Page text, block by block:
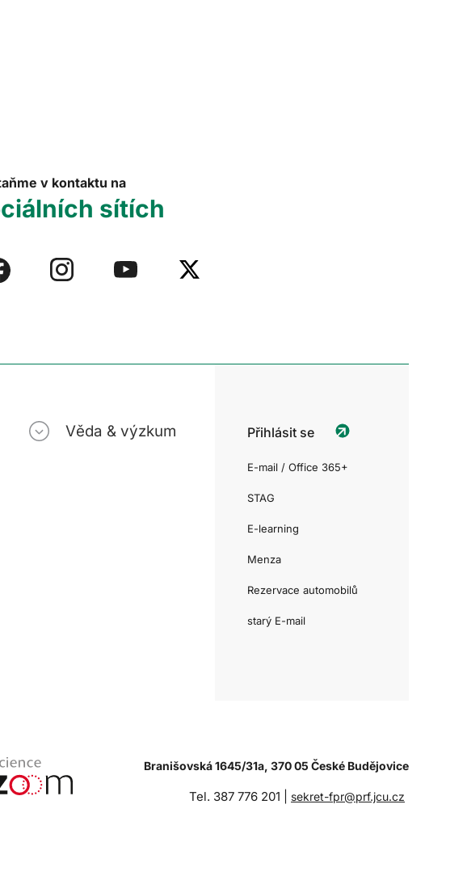
v kontaktu na
sítích
Věda & výzkum Přihlásit se
E-mail / Office 365+
STAG
E-learning
Menza
Rezervace automobilů
starý E-mail
Branišovská 1645/31a, 370 05 České Budějovice
Tel. 387 776 201 | sekret-fpr@prf.jcu.cz